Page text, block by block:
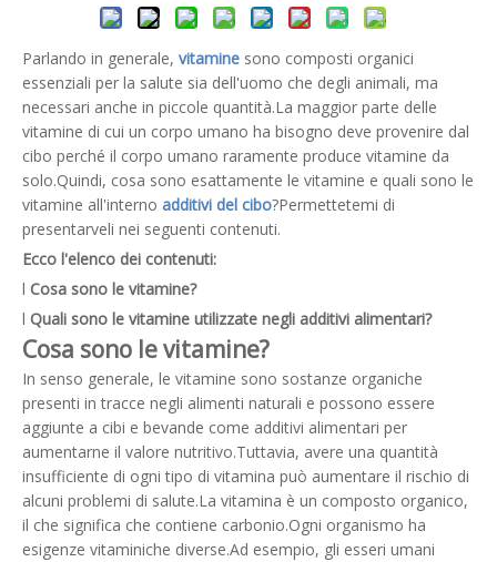
Parlando in generale, vitamine sono composti organici
essenziali per la salute sia dell'uomo che degli animali, ma
necessari anche in piccole quantità.La maggior parte delle
vitamine di cui un corpo umano ha bisogno deve provenire dal
cibo perché il corpo umano raramente produce vitamine da
solo.Quindi, cosa sono esattamente le vitamine e quali sono le
vitamine all'interno additivi del cibo?Permettetemi di
presentarveli nei seguenti contenuti.
Ecco l'elenco dei contenuti:
l Cosa sono le vitamine?
l Quali sono le vitamine utilizzate negli additivi alimentari?
Cosa sono le vitamine?
In senso generale, le vitamine sono sostanze organiche
presenti in tracce negli alimenti naturali e possono essere
aggiunte a cibi e bevande come additivi alimentari per
aumentarne il valore nutritivo.Tuttavia, avere una quantità
insufficiente di ogni tipo di vitamina può aumentare il rischio di
alcuni problemi di salute.La vitamina è un composto organico,
il che significa che contiene carbonio.Ogni organismo ha
esigenze vitaminiche diverse.Ad esempio, gli esseri umani